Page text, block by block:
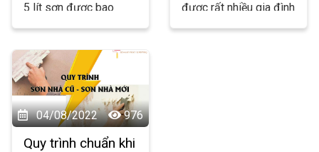
5 lít sơn được bao
giúp bạn mua đúng
lượng sơn để sử dụng.
Sơn nhà Hải Phòng sẽ
giải đáp thắc mắc đó
cho mọi người.
được rất nhiều gia đình
04/08/2022
976
Quy trình chuẩn khi